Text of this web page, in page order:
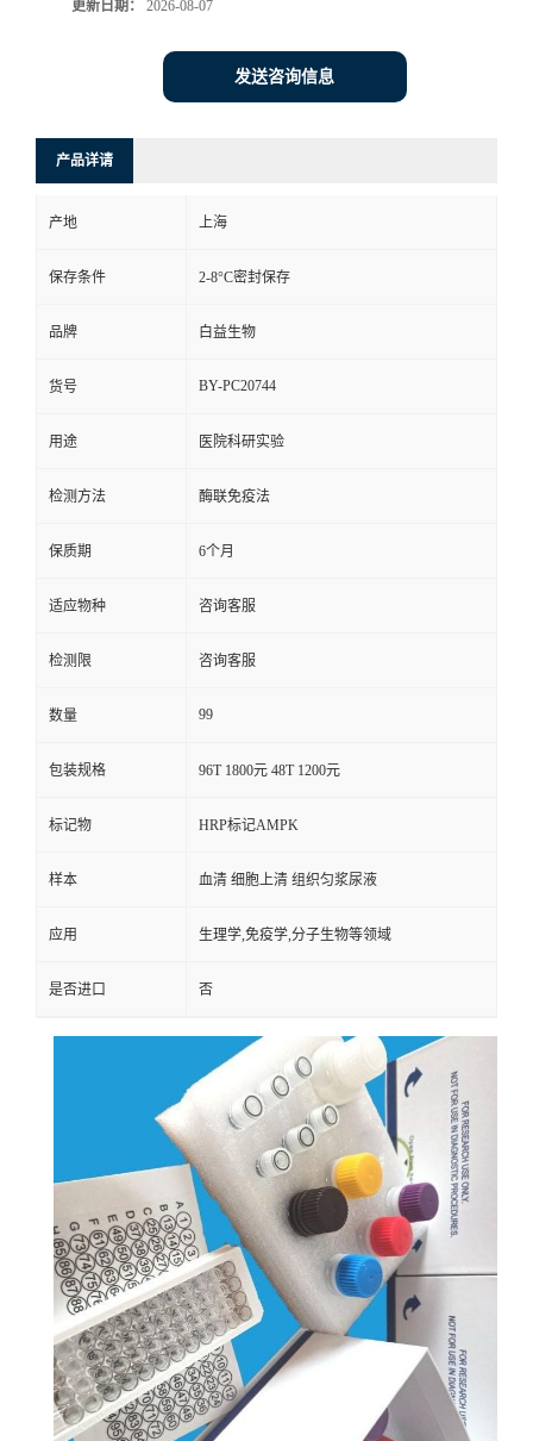
更新日期： 2026-08-07
发送咨询信息
产品详请
产地 上海
保存条件 2-8°C密封保存
品牌 白益生物
货号 BY-PC20744
用途 医院科研实验
检测方法 酶联免疫法
保质期 6个月
适应物种 咨询客服
检测限 咨询客服
数量 99
包装规格 96T 1800元 48T 1200元
标记物 HRP标记AMPK
样本 血清 细胞上清 组织匀浆尿液
应用 生理学,免疫学,分子生物等领域
是否进口 否